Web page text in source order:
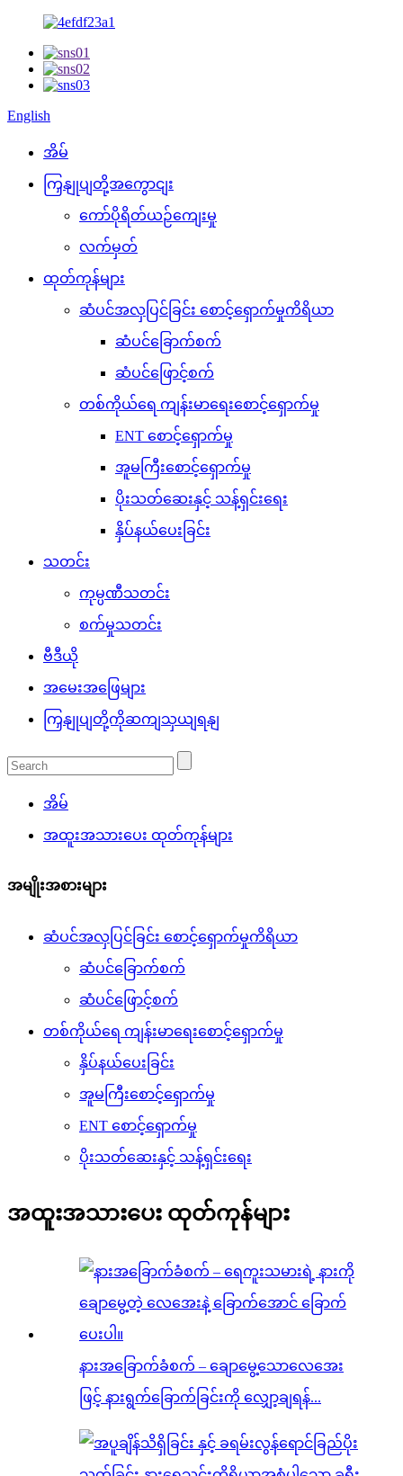
English
အိမ်
ကြှနျုပျတို့အကွောငျး
ကော်ပိုရိတ်ယဉ်ကျေးမှု
လက်မှတ်
ထုတ်ကုန်များ
ဆံပင်အလှပြင်ခြင်း စောင့်ရှောက်မှုကိရိယာ
ဆံပင်ခြောက်စက်
ဆံပင်ဖြောင့်စက်
တစ်ကိုယ်ရေ ကျန်းမာရေးစောင့်ရှောက်မှု
ENT စောင့်ရှောက်မှု
အူမကြီးစောင့်ရှောက်မှု
ပိုးသတ်ဆေးနှင့် သန့်ရှင်းရေး
နှိပ်နယ်ပေးခြင်း
သတင်း
ကုမ္ပဏီသတင်း
စက်မှုသတင်း
ဗီဒီယို
အမေးအဖြေများ
ကြှနျုပျတို့ကိုဆကျသှယျရနျ
အိမ်
အထူးအသားပေး ထုတ်ကုန်များ
အမျိုးအစားများ
ဆံပင်အလှပြင်ခြင်း စောင့်ရှောက်မှုကိရိယာ
ဆံပင်ခြောက်စက်
ဆံပင်ဖြောင့်စက်
တစ်ကိုယ်ရေ ကျန်းမာရေးစောင့်ရှောက်မှု
နှိပ်နယ်ပေးခြင်း
အူမကြီးစောင့်ရှောက်မှု
ENT စောင့်ရှောက်မှု
ပိုးသတ်ဆေးနှင့် သန့်ရှင်းရေး
အထူးအသားပေး ထုတ်ကုန်များ
နားအခြောက်ခံစက် – ချောမွေ့သောလေအေး
ဖြင့် နားရွက်ခြောက်ခြင်းကို လျှော့ချရန်...